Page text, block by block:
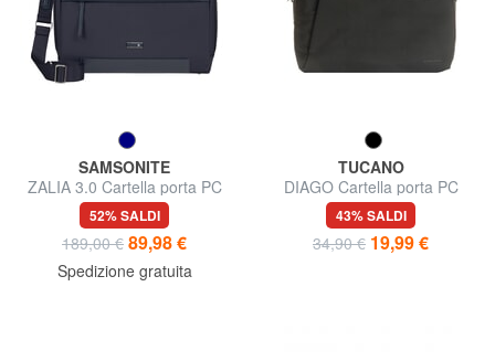
SAMSONITE
ZALIA 3.0 Cartella porta PC
15,6"
52% SALDI
189,00 € 89,98 €
Spedizione gratuita
TUCANO
DIAGO Cartella porta PC
15,6"
43% SALDI
34,90 € 19,99 €